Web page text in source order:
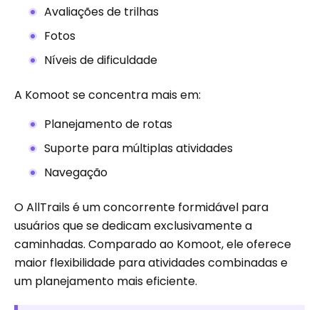
Avaliações de trilhas
Fotos
Níveis de dificuldade
A Komoot se concentra mais em:
Planejamento de rotas
Suporte para múltiplas atividades
Navegação
O AllTrails é um concorrente formidável para
usuários que se dedicam exclusivamente a
caminhadas. Comparado ao Komoot, ele oferece
maior flexibilidade para atividades combinadas e
um planejamento mais eficiente.